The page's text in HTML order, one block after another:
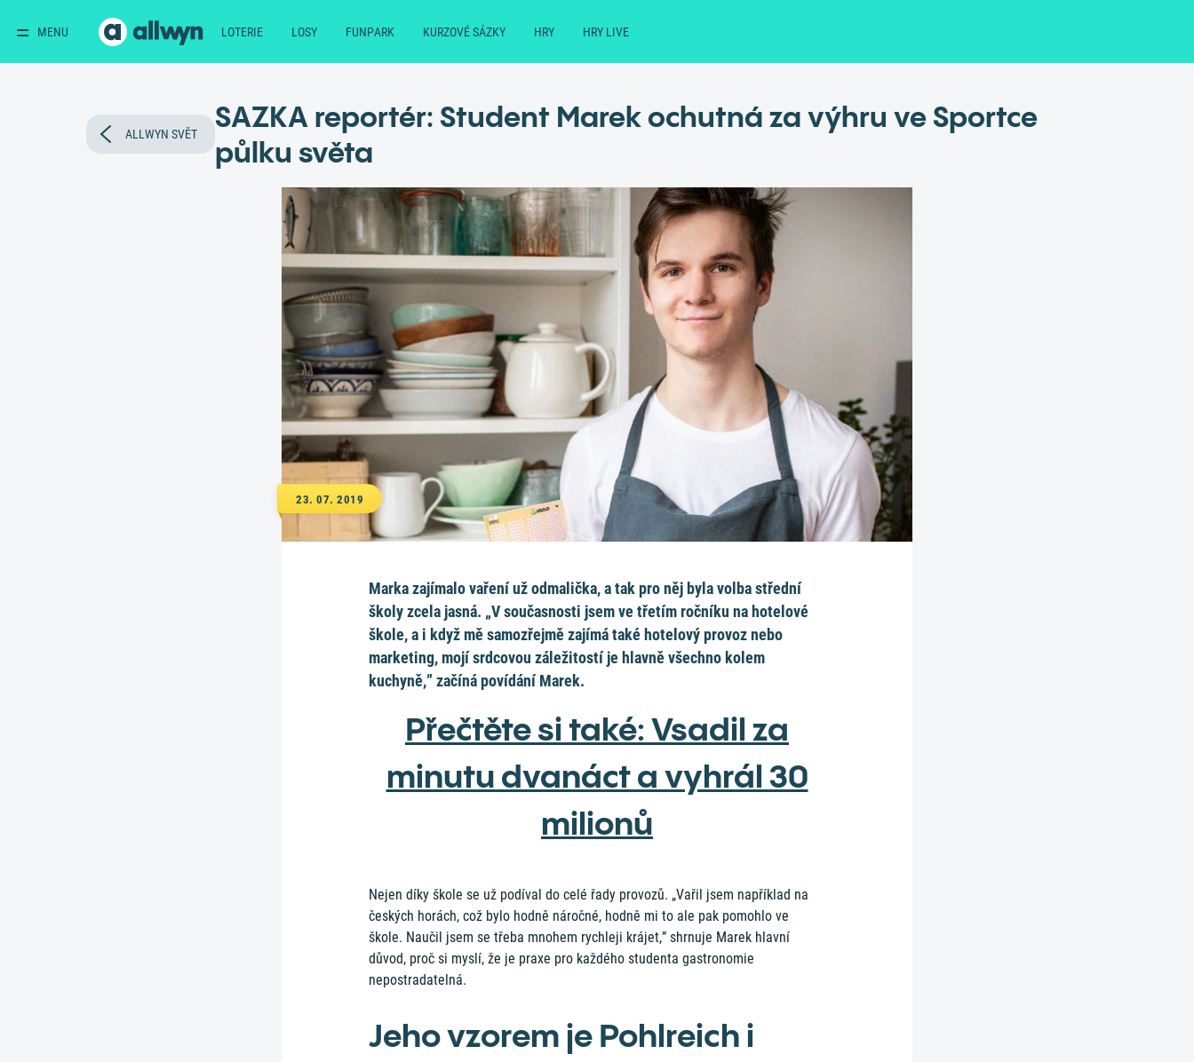
MENU LOTERIE LOSY FUNPARK KURZOVÉ SÁZKY HRY HRY LIVE
ALLWYN SVĚT
SAZKA reportér: Student Marek ochutná za výhru ve Sportce
půlku světa
23. 07. 2019
Marka zajímalo vaření už odmalička, a tak pro něj byla volba střední
školy zcela jasná. „V současnosti jsem ve třetím ročníku na hotelové
škole, a i když mě samozřejmě zajímá také hotelový provoz nebo
marketing, mojí srdcovou záležitostí je hlavně všechno kolem
kuchyně,” začíná povídání Marek.
Přečtěte si také: Vsadil za
minutu dvanáct a vyhrál 30
milionů
Nejen díky škole se už podíval do celé řady provozů. „Vařil jsem například na
českých horách, což bylo hodně náročné, hodně mi to ale pak pomohlo ve
škole. Naučil jsem se třeba mnohem rychleji krájet,” shrnuje Marek hlavní
důvod, proč si myslí, že je praxe pro každého studenta gastronomie
nepostradatelná.
Jeho vzorem je Pohlreich i